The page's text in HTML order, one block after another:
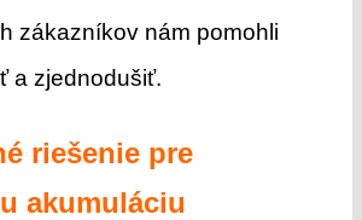
zákazníkov nám pomohli
a zjednodušiť.
riešenie pre
akumuláciu